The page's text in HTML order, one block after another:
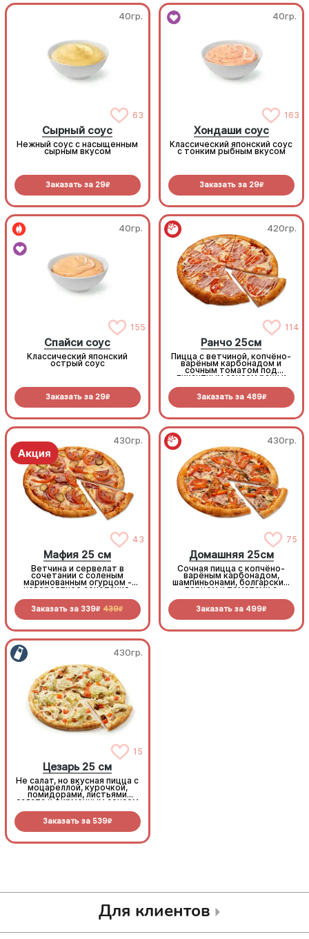
40гр.
63
Сырный соус
Нежный соус с насыщенным
сырным вкусом
Заказать за 29R
40гр.
163
Хондаши соус
Классический японский соус
с тонким рыбным вкусом
Заказать за 29R
40гр.
155
Спайси соус
Классический японский
острый соус
Заказать за 29R
420гр.
114
Ранчо 25см
Пицца с ветчиной, копчёно-
варёным карбонадом и
сочным томатом под
пикантным соусом ранч и
Заказать за 489R
430гр.
43
Мафия 25 см
Ветчина и сервелат в
сочетании с соленым
маринованным огурцом -
невероятное сочетание,
Заказать за 339R 439R
430гр.
75
Домашняя 25см
Сочная пицца с копчёно-
варёным карбонадом,
шампиньонами, болгарским
перцем и томатами с
Заказать за 499R
430гр.
15
Цезарь 25 см
Не салат, но вкусная пицца с
моцареллой, курочкой,
помидорами, листьями
салата и фирменным соусом
Заказать за 539R
Для клиентов